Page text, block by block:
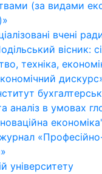
(за видами
вчені
вісник:
техніка,
аналіз в умовах
університету